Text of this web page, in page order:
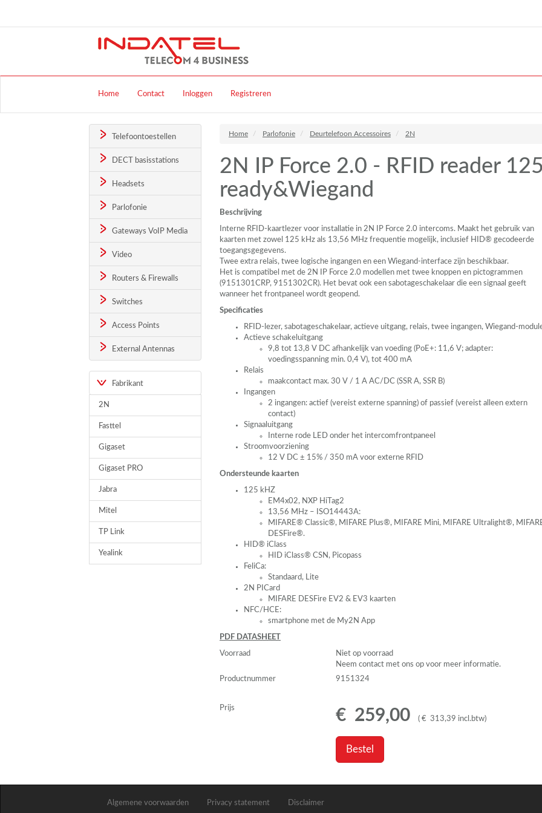
Home Contact Inloggen Registreren
Telefoontoestellen
DECT basisstations
Headsets
Parlofonie
Gateways VoIP Media
Video
Routers & Firewalls
Switches
Access Points
External Antennas
Fabrikant
2N
Fasttel
Gigaset
Gigaset PRO
Jabra
Mitel
TP Link
Yealink
Home Parlofonie Deurtelefoon Accessoires 2N
2N IP Force 2.0 - RFID reader
ready&Wiegand
Beschrijving
Interne RFID-kaartlezer voor installatie in 2N IP Force 2.0 intercoms. Maakt het gebruik van
kaarten met zowel 125 kHz als 13,56 MHz frequentie mogelijk, inclusief HID® gecodeerde
toegangsgegevens.
Twee extra relais, twee logische ingangen en een Wiegand-interface zijn beschikbaar.
Het is compatibel met de 2N IP Force 2.0 modellen met twee knoppen en pictogrammen
(9151301CRP, 9151302CR). Het bevat ook een sabotageschakelaar die een signaal geeft
wanneer het frontpaneel wordt geopend.
Specificaties
RFID-lezer, sabotageschakelaar, actieve uitgang, relais, twee ingangen, Wiegand-
Actieve schakeluitgang
9,8 tot 13,8 V DC afhankelijk van voeding (PoE+: 11,6 V; adapter:
voedingsspanning min. 0,4 V), tot 400 mA
Relais
maakcontact max. 30 V / 1 A AC/DC (SSR A, SSR B)
Ingangen
2 ingangen: actief (vereist externe spanning) of passief (vereist alleen extern
contact)
Signaaluitgang
Interne rode LED onder het intercomfrontpaneel
Stroomvoorziening
12 V DC ± 15% / 350 mA voor externe RFID
Ondersteunde kaarten
125 kHZ
EM4x02, NXP HiTag2
13,56 MHz – ISO14443A:
MIFARE® Classic®, MIFARE Plus®, MIFARE Mini, MIFARE Ultralight®,
DESFire®.
HID® iClass
HID iClass® CSN, Picopass
FeliCa:
Standaard, Lite
2N PICard
MIFARE DESFire EV2 & EV3 kaarten
NFC/HCE:
smartphone met de My2N App
PDF DATASHEET
Voorraad
Niet op voorraad
Neem contact met ons op voor meer informatie.
Productnummer
9151324
Prijs € 259,00 ( € 313,39 incl.btw)
Bestel
Algemene voorwaarden Privacy statement Disclaimer